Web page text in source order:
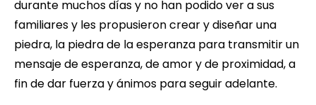
durante muchos días y no han podido ver a sus
familiares y les propusieron crear y diseñar una
piedra, la piedra de la esperanza para transmitir un
mensaje de esperanza, de amor y de proximidad, a
fin de dar fuerza y ánimos para seguir adelante.